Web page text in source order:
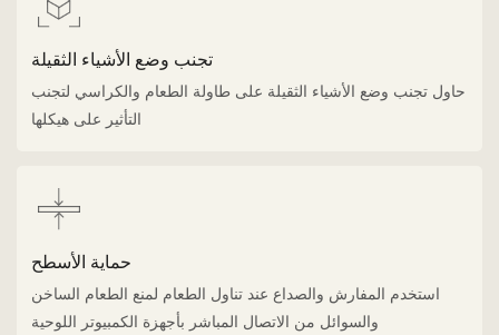
تجنب وضع الأشياء الثقيلة
حاول تجنب وضع الأشياء الثقيلة على طاولة الطعام والكراسي لتجنب
التأثير على هيكلها
حماية الأسطح
استخدم المفارش والصداع عند تناول الطعام لمنع الطعام الساخن
والسوائل من الاتصال المباشر بأجهزة الكمبيوتر اللوحية